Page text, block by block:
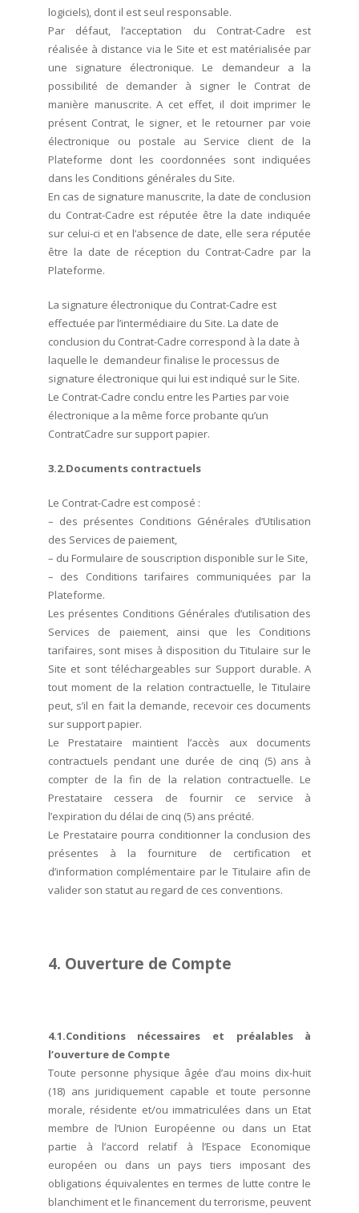
logiciels), dont il est seul responsable.
Par défaut, l’acceptation du Contrat-Cadre est
réalisée à distance via le Site et est matérialisée par
une signature électronique. Le demandeur a la
possibilité de demander à signer le Contrat de
manière manuscrite. A cet effet, il doit imprimer le
présent Contrat, le signer, et le retourner par voie
électronique ou postale au Service client de la
Plateforme dont les coordonnées sont indiquées
dans les Conditions générales du Site.
En cas de signature manuscrite, la date de conclusion
du Contrat-Cadre est réputée être la date indiquée
sur celui-ci et en l’absence de date, elle sera réputée
être la date de réception du Contrat-Cadre par la
Plateforme.
La signature électronique du Contrat-Cadre est
effectuée par l’intermédiaire du Site. La date de
conclusion du Contrat-Cadre correspond à la date à
laquelle le demandeur finalise le processus de
signature électronique qui lui est indiqué sur le Site.
Le Contrat-Cadre conclu entre les Parties par voie
électronique a la même force probante qu’un
ContratCadre sur support papier.
3.2.Documents contractuels
Le Contrat-Cadre est composé :
– des présentes Conditions Générales d’Utilisation
des Services de paiement,
– du Formulaire de souscription disponible sur le Site,
– des Conditions tarifaires communiquées par la
Plateforme.
Les présentes Conditions Générales d’utilisation des
Services de paiement, ainsi que les Conditions
tarifaires, sont mises à disposition du Titulaire sur le
Site et sont téléchargeables sur Support durable. A
tout moment de la relation contractuelle, le Titulaire
peut, s’il en fait la demande, recevoir ces documents
sur support papier.
Le Prestataire maintient l’accès aux documents
contractuels pendant une durée de cinq (5) ans à
compter de la fin de la relation contractuelle. Le
Prestataire cessera de fournir ce service à
l’expiration du délai de cinq (5) ans précité.
Le Prestataire pourra conditionner la conclusion des
présentes à la fourniture de certification et
d’information complémentaire par le Titulaire afin de
valider son statut au regard de ces conventions.
4. Ouverture de Compte
4.1.Conditions nécessaires et préalables à
l’ouverture de Compte
Toute personne physique âgée d’au moins dix-huit
(18) ans juridiquement capable et toute personne
morale, résidente et/ou immatriculées dans un Etat
membre de l’Union Européenne ou dans un Etat
partie à l’accord relatif à l’Espace Economique
européen ou dans un pays tiers imposant des
obligations équivalentes en termes de lutte contre le
blanchiment et le financement du terrorisme, peuvent